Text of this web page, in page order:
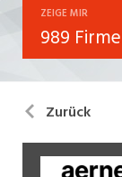
ZEIGE MIR
989
Zurück